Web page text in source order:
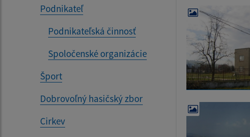
Podnikateľ
Podnikateľská činnosť
Spoločenské organizácie
Šport
Dobrovoľný hasičský zbor
Cirkev